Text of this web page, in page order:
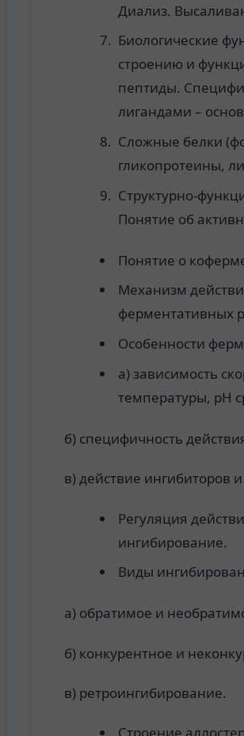
Диализ.
Биологические
строению и
пептиды.
лигандами –
Сложные белки
гликопротеины,
Структурно-
Понятие об
Понятие о
Механизм
ферментативных
Особенности
а) зависимость
температуры, рН
б) специфичность
в) действие ингибиторов
Регуляция
ингибирование.
Виды
а) обратимое и
б) конкурентное и
в) ретроингибирование.